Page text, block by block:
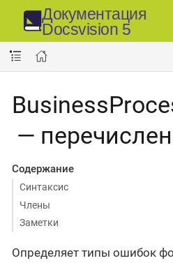
Документация
Docsvision 5
—
Содержание
Синтаксис
Члены
Заметки
Определяет типы ошибок